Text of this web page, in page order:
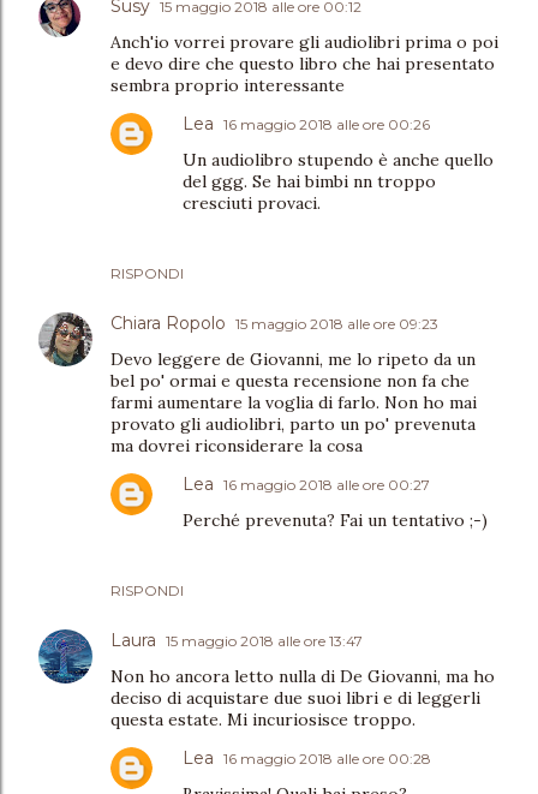
Susy 15 maggio 2018 alle ore 00:12
Anch'io vorrei provare gli audiolibri prima o poi
e devo dire che questo libro che hai presentato
sembra proprio interessante
RISPONDI
Lea 16 maggio 2018 alle ore 00:26
Un audiolibro stupendo è anche quello
del ggg. Se hai bimbi nn troppo
cresciuti provaci.
Chiara Ropolo 15 maggio 2018 alle ore 09:23
Devo leggere de Giovanni, me lo ripeto da un
bel po' ormai e questa recensione non fa che
farmi aumentare la voglia di farlo. Non ho mai
provato gli audiolibri, parto un po' prevenuta
ma dovrei riconsiderare la cosa
RISPONDI
Lea 16 maggio 2018 alle ore 00:27
Perché prevenuta? Fai un tentativo ;-)
Laura 15 maggio 2018 alle ore 13:47
Non ho ancora letto nulla di De Giovanni, ma ho
deciso di acquistare due suoi libri e di leggerli
questa estate. Mi incuriosisce troppo.
Lea 16 maggio 2018 alle ore 00:28